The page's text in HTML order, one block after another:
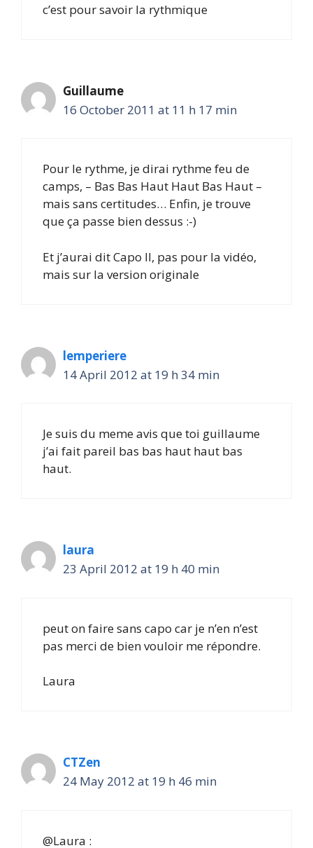
c’est pour savoir la rythmique
Guillaume
16 October 2011 at 11 h 17 min
Pour le rythme, je dirai rythme feu de
camps, – Bas Bas Haut Haut Bas Haut –
mais sans certitudes… Enfin, je trouve
que ça passe bien dessus :-)
Et j’aurai dit Capo II, pas pour la vidéo,
mais sur la version originale
lemperiere
14 April 2012 at 19 h 34 min
Je suis du meme avis que toi guillaume
j’ai fait pareil bas bas haut haut bas
haut.
laura
23 April 2012 at 19 h 40 min
peut on faire sans capo car je n’en n’est
pas merci de bien vouloir me répondre.
Laura
CTZen
24 May 2012 at 19 h 46 min
@Laura :